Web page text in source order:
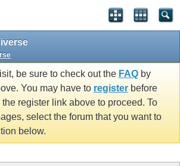
be sure to check out the FAQ by
You may have to register before
register link above to proceed. To
select the forum that you want to
below.